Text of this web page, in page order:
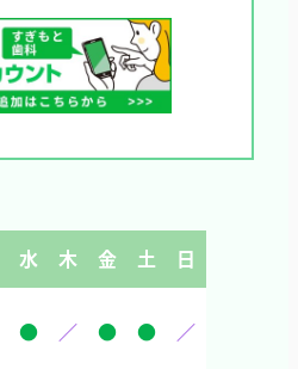
水 木 金 土
日
● ／ ● ● ／